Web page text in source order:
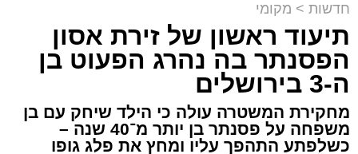
חדשות > מקומי
תיעוד ראשון של זירת אסון
הפסנתר בה נהרג הפעוט בן
ה-3 בירושלים
מחקירת המשטרה עולה כי הילד שיחק עם בן
משפחה על פסנתר בן יותר מ־40 שנה –
כשלפתע התהפך עליו ומחץ את פלג גופו